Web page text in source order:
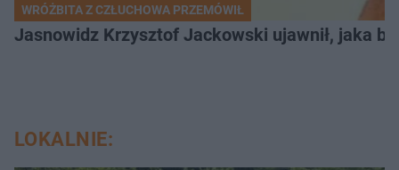
WRÓŻBITA Z CZŁUCHOWA PRZEMÓWIŁ
Jasnowidz Krzysztof Jackowski ujawnił, jaka
LOKALNIE: